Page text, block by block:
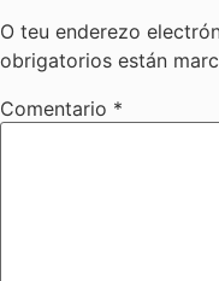
O teu enderezo
obrigatorios están
Comentario *